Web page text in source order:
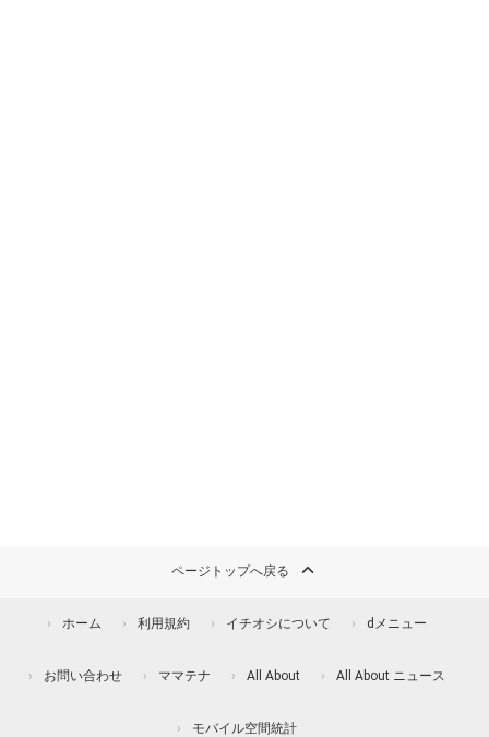
ページトップへ戻る
ホーム 利用規約 イチオシについて dメニュー
お問い合わせ ママテナ All About All About ニュース
モバイル空間統計